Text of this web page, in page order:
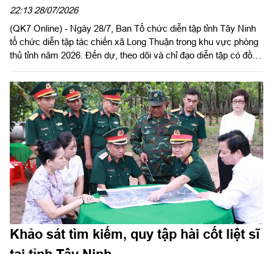
22:13 28/07/2026
(QK7 Online) - Ngày 28/7, Ban Tổ chức diễn tập tỉnh Tây Ninh
tổ chức diễn tập tác chiến xã Long Thuận trong khu vực phòng
thủ tỉnh năm 2026. Đến dự, theo dõi và chỉ đạo diễn tập có đồng
ban tổ chức diễn tập tỉnh; Đại tá Trần Đình Hưng, Phó Chỉ huy
trưởng, Tham mưu trưởng Bộ CHQS tỉnh, Ủy viên Ban Chỉ đạo
diễn tập tỉnh, Phó Trưởng ban thường trực Ban tổ chức diễn tập
tỉnh; Đại tá Phạm Ngọc Thạch, Phó Chỉ huy trưởng Bộ CHQS
tỉnh.
Khảo sát tìm kiếm, quy tập hài cốt liệt sĩ